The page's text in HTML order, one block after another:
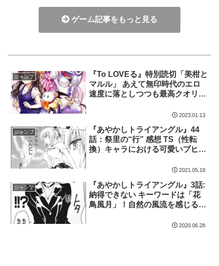
ゲーム記事をもっと見る
ジャンプ
『To LOVEる』特別読切「美柑と
マルル」 あえて無印時代のエロ
速度に落としつつも最高クオリテ
2023.01.13
ジャンプ
『あやかしトライアングル』44
話：祭里の“行” 感想 TS（性転
換）キャラにおける可愛いブヒれ
2021.05.18
ジャンプ
『あやかしトライアングル』3話:
納得できない キーワードは「花
鳥風月」！自然の風流を感じるよ
2020.06.28